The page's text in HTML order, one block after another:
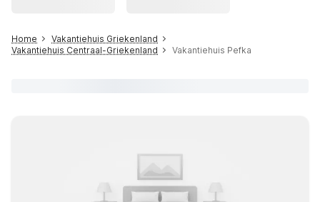
Home
Vakantiehuis Griekenland
Vakantiehuis Centraal-Griekenland
Vakantiehuis Pefka